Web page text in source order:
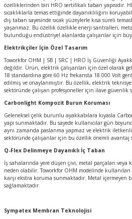
özelliklerinden biri HRO sertifikalı taban yapısıdır.
sıcaklıklarla temas ettiğinde dayanıklılığını
dış taban sayesinde sıcak yüzeylerle kısa süreli
yaşanmaz. Bu özellik özellikle enerji santralleri,
bulunduğu endüstriyel alanlarda çalışanlar için
Elektrikçiler İçin Özel Tasarım
Toworkfor OHM | SB | SRC | HRO İş Güvenliği
değildir. Ürün, elektrik çalışanları için özel olarak
18 standardına göre 60 Hz frekansta 18.000 Volt
edilmiş ve onaylanmıştır. Bu özellik, elektrik
sektöründe çalışan profesyoneller için ilave güvenlik
Carbonlight Kompozit Burun Koruması
Geleneksel çelik burunlu ayakkabılara kıyasla
yapı sunmaktadır. Bu sayede kullanıcılar gün
aynı zamanda paslanma yapmaz ve elektrik
sektöründe çalışanlar için bu özellik önemli avantaj
Q-Flex Delinmeye Dayanıklı İç Taban
İş sahalarında yere düşen çivi, metal parçaları veya
neden olabilir. Toworkfor OHM modelinde
karşı ekstra koruma sunmaktadır. Metal içermeyen
sağlamaktadır.
Sympatex Membran Teknolojisi